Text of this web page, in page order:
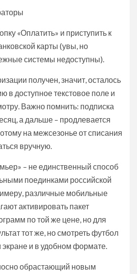
«Оплатить» и приступить к
карты (увы, но
системы недоступны).
получен, значит, осталось
в доступное текстовое поле и
Важно помнить: подписка
а дальше – продлевается
на межсезонье от списания
вручную.
– не единственный способ
поединками российской
различные мобильные
активировать пакет
по той же цене, но для
тот же, но смотреть футбол
и в удобном формате.
обрастающий новым